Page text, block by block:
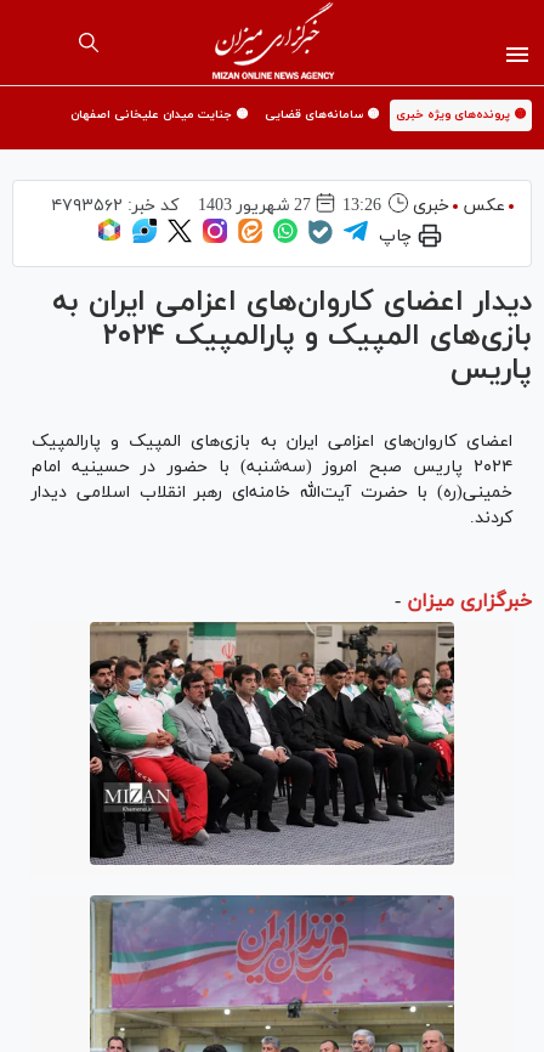
🟡 پرونده‌های ویژه خبری 🟡 سامانه‌های قضایی 🟡 جنایت میدان علیخانی اصفهان
عکس خبری 13:26 27 شهريور 1403 کد خبر: ۴۷۹۳۵۶۲
چاپ
دیدار اعضای کاروان‌های اعزامی ایران به
بازی‌های المپیک و پارالمپیک ۲۰۲۴
پاریس
اعضای کاروان‌های اعزامی ایران به بازی‌های المپیک و پارالمپیک
۲۰۲۴ پاریس صبح امروز (سه‌شنبه) با حضور در حسینیه امام
خمینی(ره) با حضرت آیت‌الله خامنه‌ای رهبر انقلاب اسلامی دیدار
کردند.
خبرگزاری میزان -